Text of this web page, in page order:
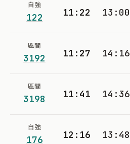
自強
122 11:22 13:00
區間
3192 11:27 14:16
區間
3198 11:41 14:36
自強
176 12:16 13:48